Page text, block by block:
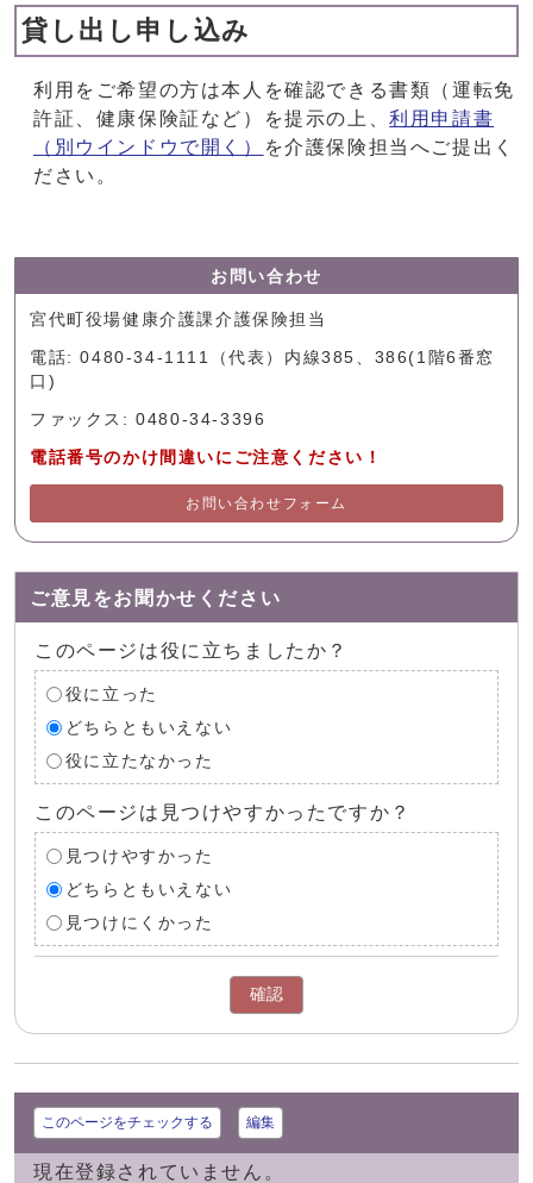
貸し出し申し込み
利用をご希望の方は本人を確認できる書類（運転免
許証、健康保険証など）を提示の上、利用申請書
（別ウインドウで開く）
を介護保険担当へご提出く
ださい。
お問い合わせ
宮代町役場健康介護課介護保険担当
電話: 0480-34-1111（代表）内線385、386(1階6番窓
口)
ファックス: 0480-34-3396
電話番号のかけ間違いにご注意ください！
お問い合わせフォーム
ご意見をお聞かせください
このページは役に立ちましたか？
役に立った
どちらともいえない
役に立たなかった
このページは見つけやすかったですか？
見つけやすかった
どちらともいえない
見つけにくかった
確認
このページをチェックする 編集
現在登録されていません。